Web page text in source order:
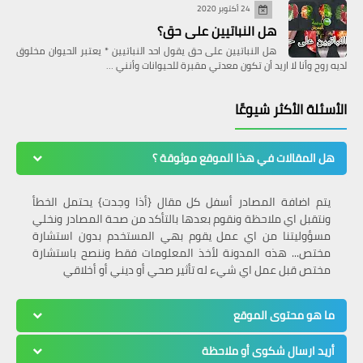
24 أكتوبر 2020
هل النباتيين على حق؟
هل النباتيين على حق يقول احد النباتيين * يعتبر الحيوان مخلوق
لديه روح وأنا لا اريد أن تكون معدتي مقبرة للحيوانات وأنني …
الأسئلة الأكثر شيوعًا
هل المقالات في هذا الموقع موثوقة ؟
يتم اضافة المصادر أسفل كل مقال {أذا وجدت} يحتمل الخطأ
ونتقبل اي ملاحظة ونقوم بعدها بالتأكد من صحة المصادر ونخلي
مسؤوليتنا من اي عمل يقوم بهي المستخدم بدون استشارة
مختص... هذه المدونة لأخذ المعلومات فقط وننصح باستشارة
مختص قبل عمل اي شيء له تأثير صحي أو ديني أو أخلاقي
ما هو محتوى الموقع
أريد ارسال شكوى أو ملاحظة